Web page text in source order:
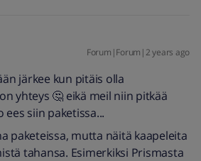
Forum|Forum|2 years ago
järkee kun pitäis olla
yhteys 🤔 eikä meil niin pitkää
siin paketissa...
paketeissa, mutta näitä kaapeleita
tahansa. Esimerkiksi Prismasta